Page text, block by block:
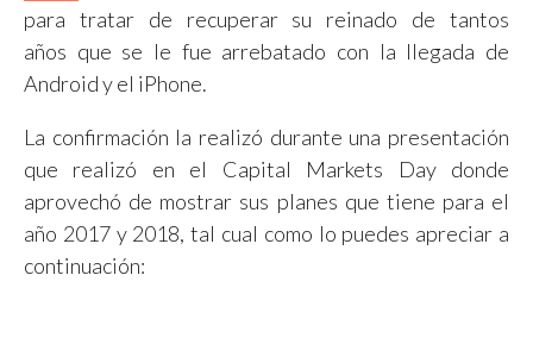
para tratar de recuperar su reinado de tantos
años que se le fue arrebatado con la llegada de
Android y el iPhone.
La confirmación la realizó durante una presentación
que realizó en el Capital Markets Day donde
aprovechó de mostrar sus planes que tiene para el
año 2017 y 2018, tal cual como lo puedes apreciar a
continuación: